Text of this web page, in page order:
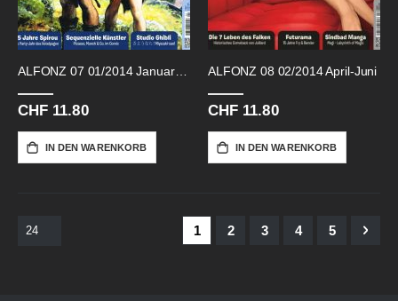
ALFONZ 07 01/2014 Januar-März
CHF 11.80
IN DEN WARENKORB
ALFONZ 08 02/2014 April-Juni
CHF 11.80
IN DEN WARENKORB
SeiteSie lesen gerade Seite
1 Seite
2 Seite
3 Seite
4 Seite
5 Seite